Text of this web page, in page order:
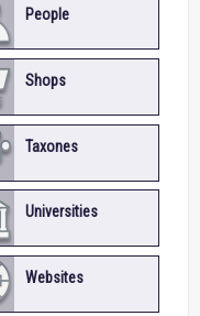
People
Shops
Taxones
Universities
Websites